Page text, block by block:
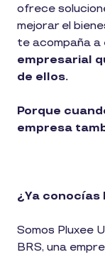
ofrece
mejorar el
te acompaña a
empresarial
de ellos.
Porque
empresa
¿Ya conocías
Somos Pluxee
BRS, una